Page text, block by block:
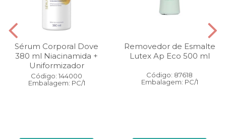
Sérum Corporal Dove
380 ml Niacinamida +
Uniformizador
Código: 144000
Embalagem: PC/1
Removedor de Esmalte
Lutex Ap Eco 500 ml
Código: 87618
Embalagem: PC/1